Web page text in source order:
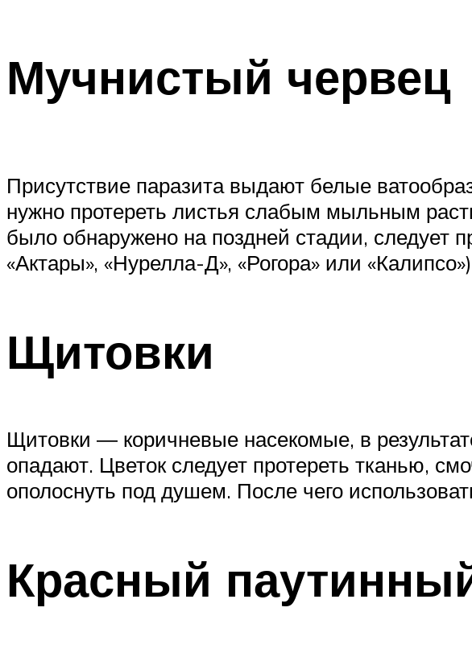
Мучнистый червец
Присутствие паразита выдают белые
нужно протереть листья слабым мыльным
было обнаружено на поздней стадии, следует
«Актары», «Нурелла-Д», «Рогора» или
Щитовки
Щитовки ― коричневые насекомые, в
опадают. Цветок следует протереть тканью,
ополоснуть под душем. После чего
Красный